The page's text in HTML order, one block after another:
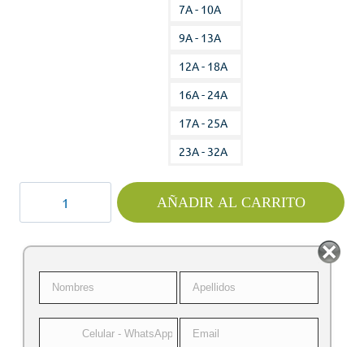
7A - 10A
9A - 13A
12A - 18A
16A - 24A
17A - 25A
23A - 32A
TERMICO
INDUSTRIAL
cantidad
AÑADIR AL CARRITO